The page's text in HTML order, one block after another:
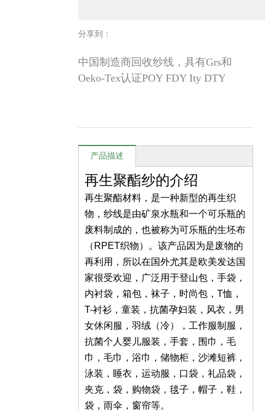
分享到：
中国制造商回收纱线，具有Grs和
Oeko-Tex认证POY FDY Ity DTY
产品描述
再生聚酯纱的介绍
再生聚酯材料，是一种新型的再生织
物，纱线是由矿泉水瓶和一个可乐瓶的
废料制成的，也被称为可乐瓶的生坯布
（RPET织物）。该产品因为是废物的
再利用，所以在国外尤其是欧美发达国
家很受欢迎，广泛用于登山包，手袋，
内衬袋，箱包，袜子，时尚包，T恤，
T-衬衫，童装，抗菌孕妇装，风衣，男
女休闲服，羽绒（冷），工作服制服，
抗菌个人婴儿服装，手套，围巾，毛
巾，毛巾，浴巾，储物柜，沙滩短裤，
泳装，睡衣，运动服，口袋，礼品袋，
夹克，袋，购物袋，毯子，帽子，鞋，
袋，雨伞，窗帘等。